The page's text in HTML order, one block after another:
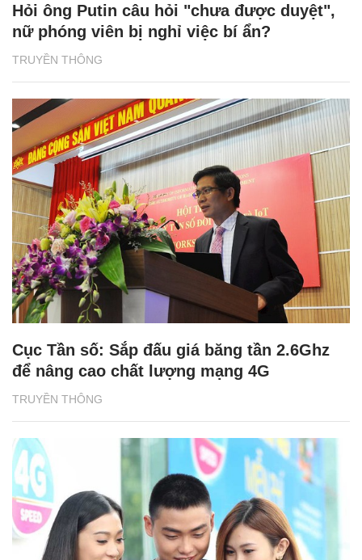
TRUYỀN THÔNG
Hỏi ông Putin câu hỏi "chưa được duyệt",
nữ phóng viên bị nghỉ việc bí ẩn?
TRUYỀN THÔNG
Cục Tần số: Sắp đấu giá băng tần 2.6Ghz
để nâng cao chất lượng mạng 4G